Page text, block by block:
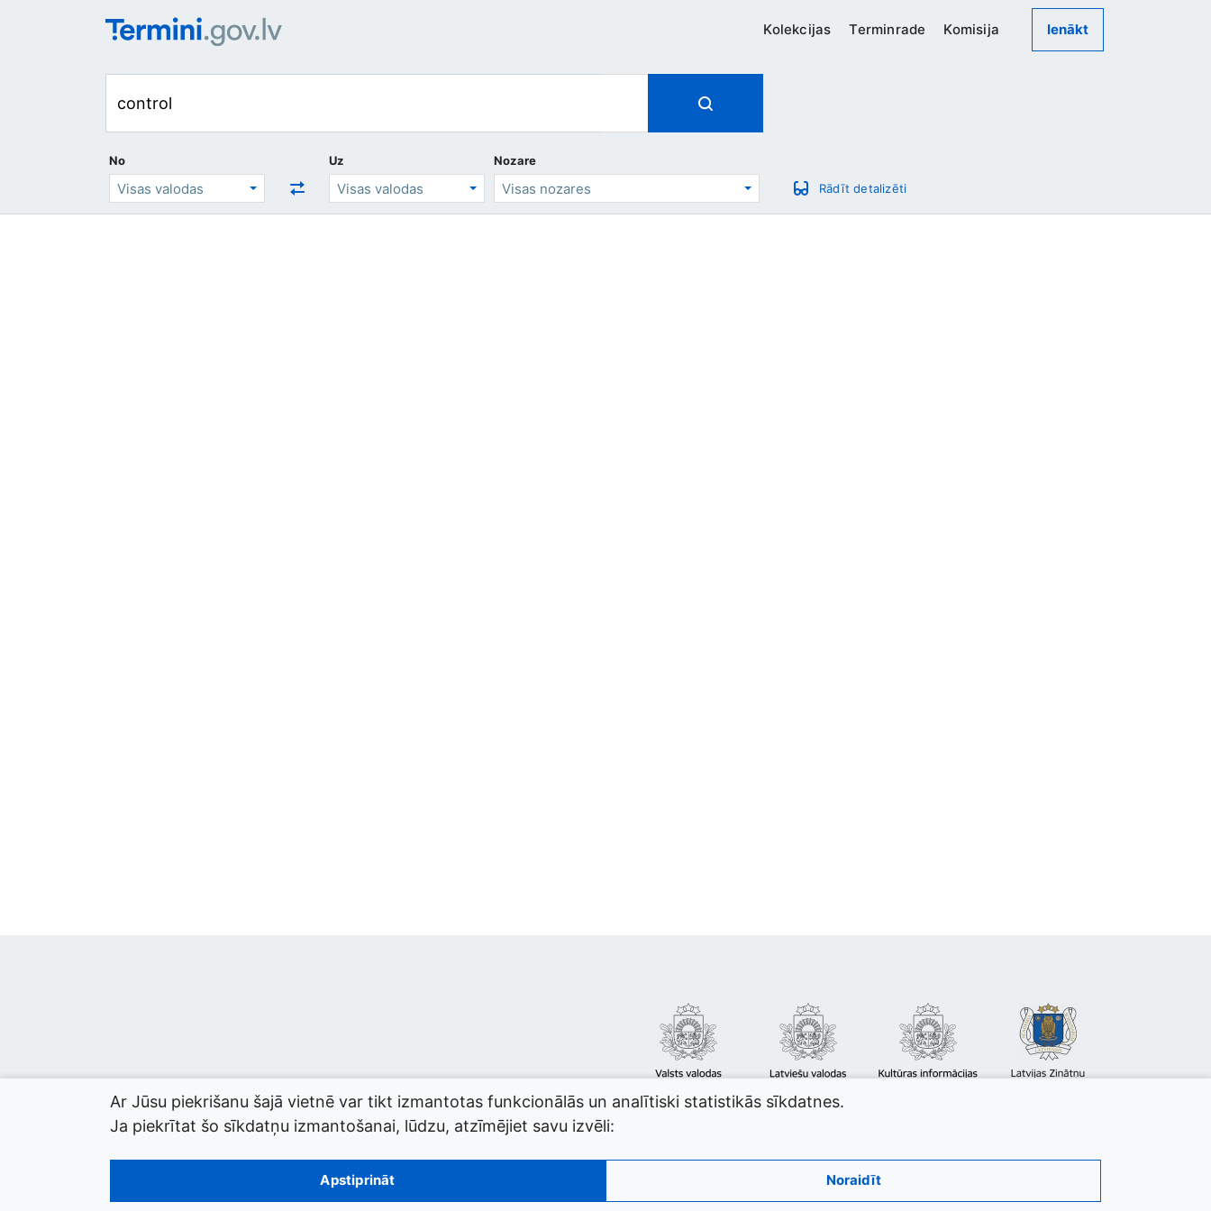
Kolekcijas Terminrade Komisija Ienākt
No Uz
Nozare
Rādīt detalizēti
© 2026 termini.gov.lv. Izstrādātājs:
Ar Jūsu piekrišanu šajā vietnē var tikt izmantotas funkcionālās un analītiski statistikās sīkdatnes.
Ja piekrītat šo sīkdatņu izmantošanai, lūdzu, atzīmējiet savu izvēli:
Apstiprināt Noraidīt